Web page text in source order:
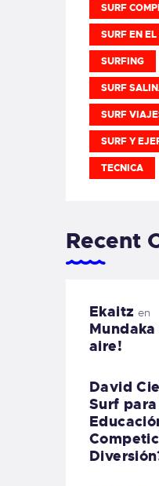
SURF
SURF EN
SURFING
SURF
SURF
SURF Y
TECNICA
Recent
Ekaitz en
aire!
David
Surf